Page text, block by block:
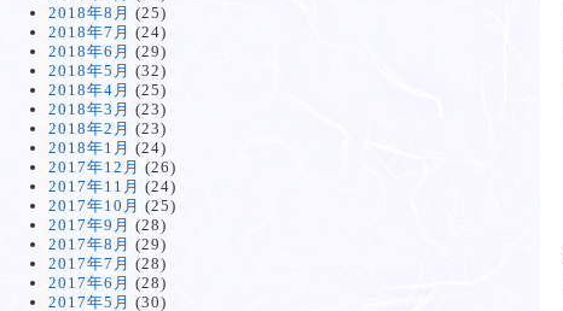
2018年8月 (25)
2018年7月 (24)
2018年6月 (29)
2018年5月 (32)
2018年4月 (25)
2018年3月 (23)
2018年2月 (23)
2018年1月 (24)
2017年12月 (26)
2017年11月 (24)
2017年10月 (25)
2017年9月 (28)
2017年8月 (29)
2017年7月 (28)
2017年6月 (28)
2017年5月 (30)